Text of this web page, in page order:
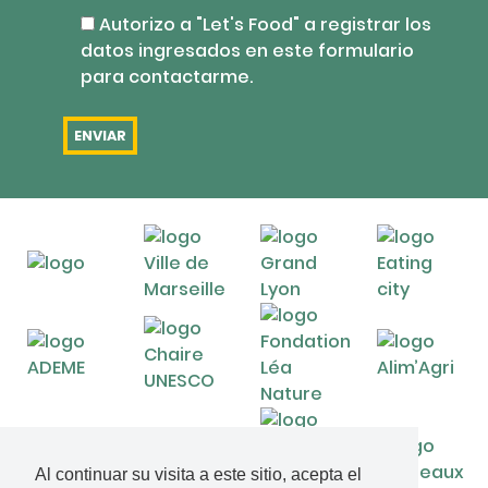
Al continuar su visita a este sitio, acepta el
Autorizo a "Let's Food" a registrar los
datos ingresados en este formulario
para contactarme.